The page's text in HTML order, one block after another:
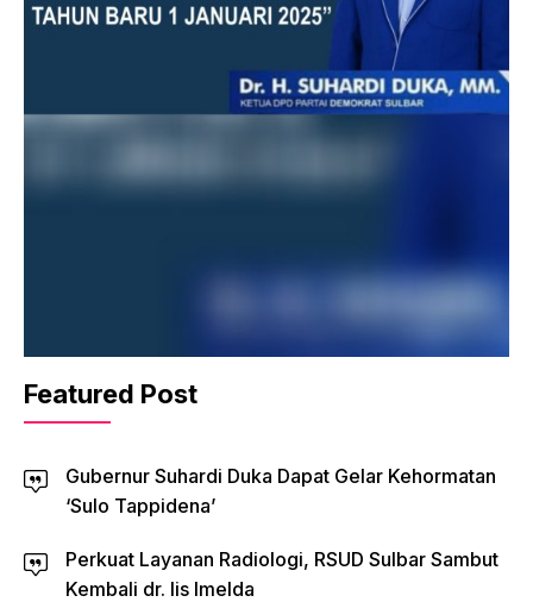
Featured Post
Gubernur Suhardi Duka Dapat Gelar Kehormatan
‘Sulo Tappidena’
Perkuat Layanan Radiologi, RSUD Sulbar Sambut
Kembali dr. Iis Imelda